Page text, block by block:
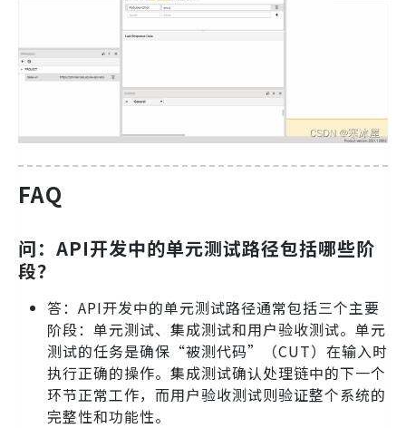
FAQ
问：API开发中的单元测试路径包括哪些阶
段？
答：API开发中的单元测试路径通常包括三个主要
阶段：单元测试、集成测试和用户验收测试。单元
测试的任务是确保“被测代码”（CUT）在输入时
执行正确的操作。集成测试确认处理链中的下一个
环节正常工作，而用户验收测试则验证整个系统的
完整性和功能性。